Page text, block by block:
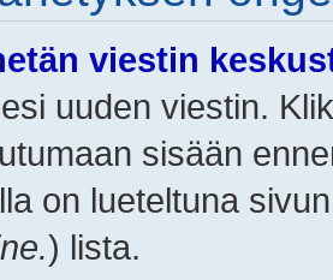
viestin
uuden viestin.
sisään
on lueteltuna
) lista.